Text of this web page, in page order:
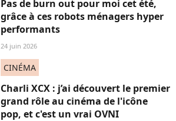
Pas de burn out pour moi cet été,
grâce à ces robots ménagers hyper
performants
24 juin 2026
CINÉMA
Charli XCX : j’ai découvert le premier
grand rôle au cinéma de l'icône
pop, et c'est un vrai OVNI